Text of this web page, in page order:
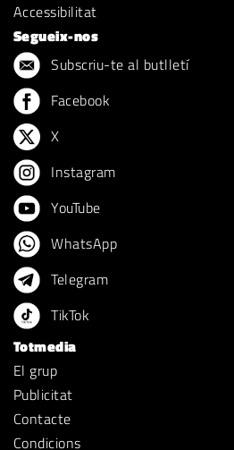
Accessibilitat
Segueix-nos
Subscriu-te al butlletí
Facebook
X
Instagram
YouTube
WhatsApp
Telegram
TikTok
Totmedia
El grup
Publicitat
Contacte
Condicions